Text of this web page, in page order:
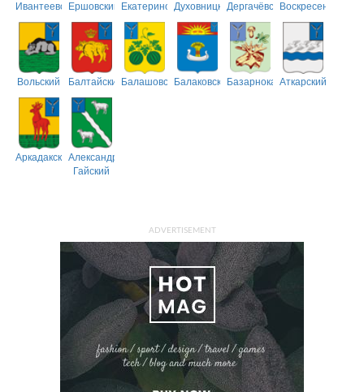
ИвантеевскийЕршовский ЕкатериновскийДуховницкийДергачёвскийВоскресенский
Вольский БалтайскийБалашовскийБалаковскийБазарнокарабулакский
Аткарский
АркадакскийАлександрово-
Гайский
ADVERTISEMENT